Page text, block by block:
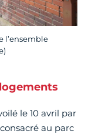
l’ensemble
le 10 avril par
au parc